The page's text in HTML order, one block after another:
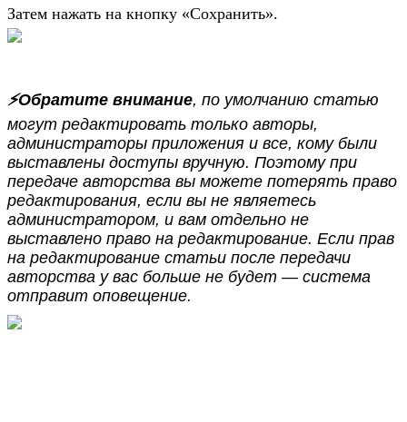
Затем нажать на кнопку «Сохранить».
⚡️Обратите внимание, по умолчанию статью
могут редактировать только авторы,
администраторы приложения и все, кому были
выставлены доступы вручную. Поэтому при
передаче авторства вы можете потерять право
редактирования, если вы не являетесь
администратором, и вам отдельно не
выставлено право на редактирование. Если прав
на редактирование статьи после передачи
авторства у вас больше не будет — система
отправит оповещение.